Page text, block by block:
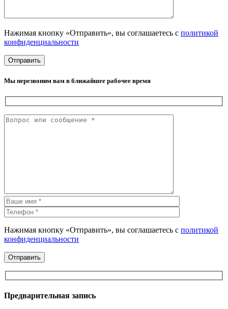
Нажимая кнопку «Отправить», вы соглашаетесь с политикой
конфиденциальности
Мы перезвоним вам в ближайшее рабочее время
Нажимая кнопку «Отправить», вы соглашаетесь с политикой
конфиденциальности
Предварительная запись